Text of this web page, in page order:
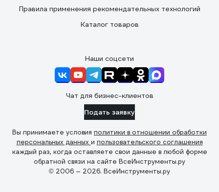
Правила применения рекомендательных технологий
Каталог товаров
Наши соцсети
Чат для бизнес-клиентов
Подать заявку
Вы принимаете условия политики в отношении обработки
персональных данных и пользовательского соглашения
каждый раз, когда оставляете свои данные в любой форме
обратной связи на сайте ВсеИнструменты.ру
© 2006 — 2026. ВсеИнструменты.ру